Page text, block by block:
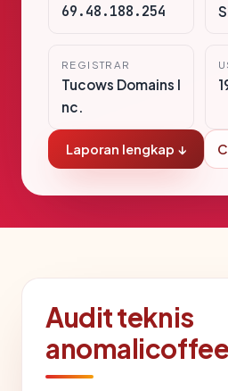
69.48.188.254
REGISTRAR
Tucows Domains I
nc.
Laporan lengkap ↓
Audit teknis